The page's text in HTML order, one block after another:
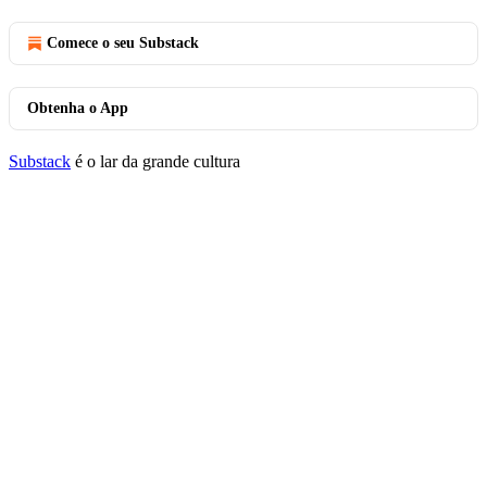
Comece o seu Substack
Obtenha o App
Substack é o lar da grande cultura